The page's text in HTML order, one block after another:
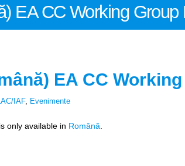
EA CC Working Group
EA CC
IAF, Evenimente
only available in Română.